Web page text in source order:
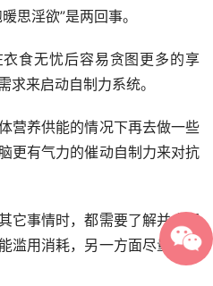
思淫欲”是两回事。
食无忧后容易贪图更多的享
求来启动自制力系统。
营养供能的情况下再去做一些
更有气力的催动自制力来对抗
它事情时，都需要了解并合理
滥用消耗，另一方面尽量经常